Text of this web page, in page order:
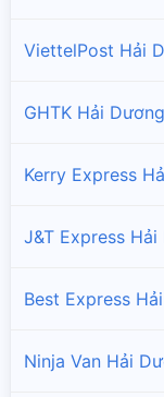
ViettelPost Hải
GHTK Hải Dương
Kerry Express
J&T Express Hải
Best Express
Ninja Van Hải